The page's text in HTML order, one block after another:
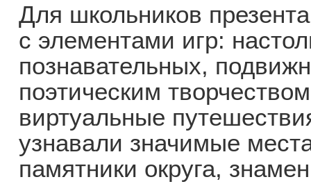
Для школьников
с элементами игр:
познавательных,
поэтическим
виртуальные
узнавали значимые
памятники округа,